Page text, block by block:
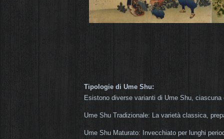
Tipologie di Ume Shu:
Esistono diverse varianti di Ume Shu,
Ume Shu Tradizionale: La varietà classica,
Ume Shu Maturato: Invecchiato per lunghi